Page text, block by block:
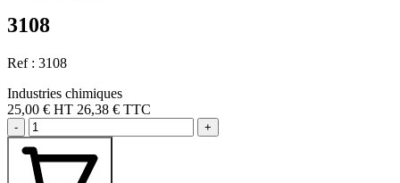
3108
Ref : 3108
Industries chimiques
25,00 € HT 26,38 € TTC
- +